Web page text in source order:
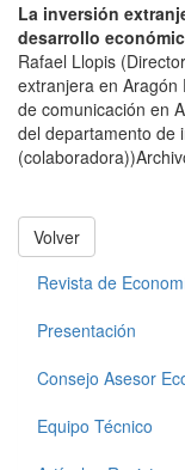
La inversión
desarrollo
Rafael Llopis
extranjera en
de comunicación en
del departamento de
(colaboradora))
Volver
Revista de
Presentación
Consejo Asesor
Equipo Técnico